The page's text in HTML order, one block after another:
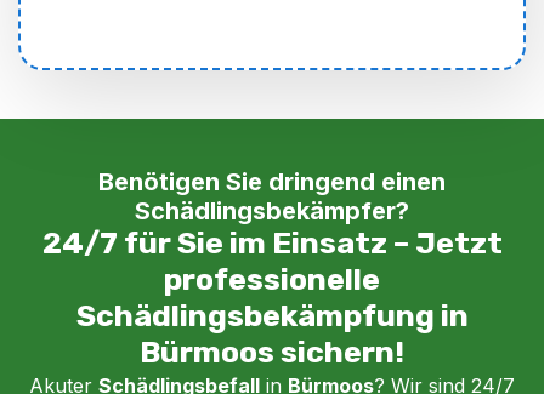
Benötigen Sie dringend einen
Schädlingsbekämpfer?
24/7 für Sie im Einsatz – Jetzt
professionelle
Schädlingsbekämpfung in
Bürmoos sichern!
Akuter Schädlingsbefall in Bürmoos? Wir sind 24/7